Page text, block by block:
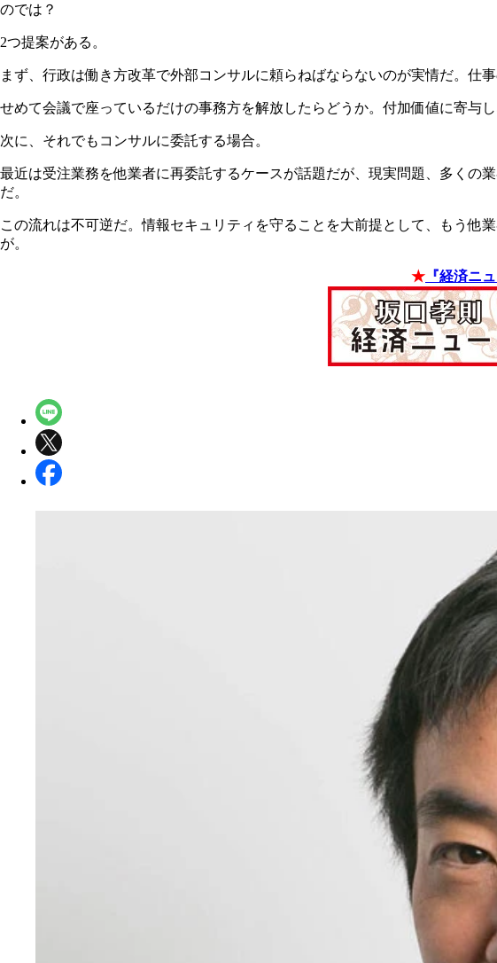
のでは？
2つ提案がある。
まず、行政は働き方改革で外部コンサルに頼らねばならないのが実情だ。仕
せめて会議で座っているだけの事務方を解放したらどうか。付加価値に寄与
次に、それでもコンサルに委託する場合。
最近は受注業務を他業者に再委託するケースが話題だが、現実問題、多くの
だ。
この流れは不可逆だ。情報セキュリティを守ることを大前提として、もう
が。
★ 『経済ニ